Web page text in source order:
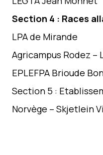
Section 4 : Races
LPA de Mirande
Agricampus Rodez –
EPLEFPA Brioude
Section 5 :
Norvège – Skjetlein